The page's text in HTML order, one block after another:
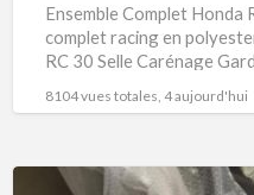
Ensemble Complet Honda
complet racing en
RC 30 Selle Carénage
8104 vues totales, 4 aujourd'hui
Carénage